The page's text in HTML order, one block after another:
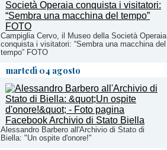
Campiglia Cervo, il Museo della Società Operaia
conquista i visitatori: “Sembra una macchina del
tempo” FOTO
martedì 04 agosto
Alessandro Barbero all'Archivio di Stato di
Biella: "Un ospite d'onore!"